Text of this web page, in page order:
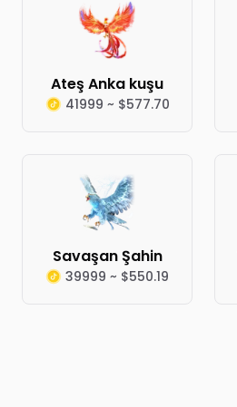
Ateş Anka kuşu
41999 ~ $577.70
Savaşan Şahin
39999 ~ $550.19